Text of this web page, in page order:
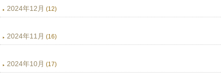
2024年12月 (12)
2024年11月 (16)
2024年10月 (17)